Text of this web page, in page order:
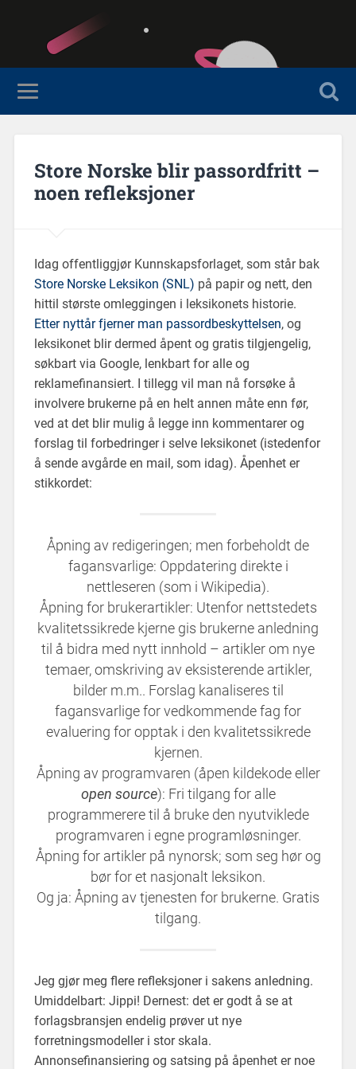
Store Norske blir passordfritt –
noen refleksjoner
Idag offentliggjør Kunnskapsforlaget, som står bak
Store Norske Leksikon (SNL) på papir og nett, den
hittil største omleggingen i leksikonets historie.
Etter nyttår fjerner man passordbeskyttelsen, og
leksikonet blir dermed åpent og gratis tilgjengelig,
søkbart via Google, lenkbart for alle og
reklamefinansiert. I tillegg vil man nå forsøke å
involvere brukerne på en helt annen måte enn før,
ved at det blir mulig å legge inn kommentarer og
forslag til forbedringer i selve leksikonet (istedenfor
å sende avgårde en mail, som idag). Åpenhet er
stikkordet:
Åpning av redigeringen; men forbeholdt de
fagansvarlige: Oppdatering direkte i
nettleseren (som i Wikipedia).
Åpning for brukerartikler: Utenfor nettstedets
kvalitetssikrede kjerne gis brukerne anledning
til å bidra med nytt innhold – artikler om nye
temaer, omskriving av eksisterende artikler,
bilder m.m.. Forslag kanaliseres til
fagansvarlige for vedkommende fag for
evaluering for opptak i den kvalitetssikrede
kjernen.
Åpning av programvaren (åpen kildekode eller
open source): Fri tilgang for alle
programmerere til å bruke den nyutviklede
programvaren i egne programløsninger.
Åpning for artikler på nynorsk; som seg hør og
bør for et nasjonalt leksikon.
Og ja: Åpning av tjenesten for brukerne. Gratis
tilgang.
Jeg gjør meg flere refleksjoner i sakens anledning.
Umiddelbart: Jippi! Dernest: det er godt å se at
forlagsbransjen endelig prøver ut nye
forretningsmodeller i stor skala.
Annonsefinansiering og satsing på åpenhet er noe